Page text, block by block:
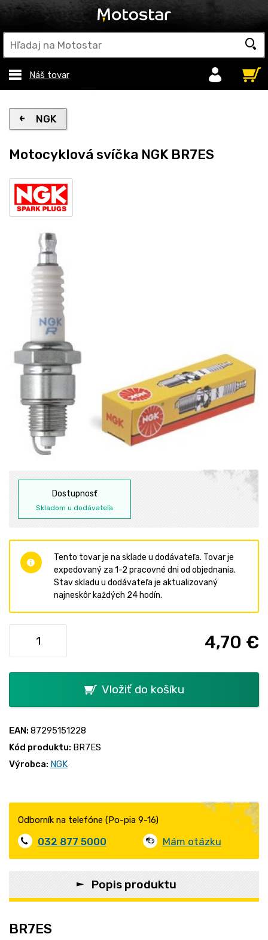
Náš tovar
NGK
Motocyklová svíčka NGK BR7ES
Dostupnosť
Skladom u dodávateľa
Tento tovar je na sklade u dodávateľa. Tovar je
expedovaný za 1-2 pracovné dni od objednania.
Stav skladu u dodávateľa je aktualizovaný
najneskôr každých 24 hodín.
4,70 €
Vložiť do košíku
EAN: 87295151228
Kód produktu: BR7ES
Výrobca: NGK
Odborník na telefóne (Po-pia 9-16)
032 877 5000 Mám otázku
Popis produktu
BR7ES